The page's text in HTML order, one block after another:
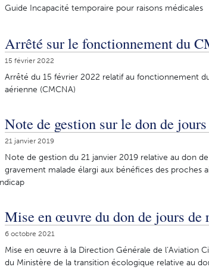
Guide Incapacité temporaire pour raisons médicales
Arrêté sur le fonctionnement du
15 février 2022
Arrêté du 15 février 2022 relatif au fonctionnement
aérienne (CMCNA)
Note de gestion sur le don de
21 janvier 2019
Note de gestion du 21 janvier 2019 relative au don
gravement malade élargi aux bénéfices des proches
Mise en œuvre du don de jours de
6 octobre 2021
Mise en œuvre à la Direction Générale de l’Aviation
du Ministère de la transition écologique relative au